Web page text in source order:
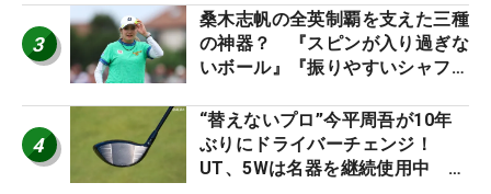
3
桑木志帆の全英制覇を支えた三種
の神器？ 『スピンが入り過ぎな
いボール』『振りやすいシャフ
ー』 #女子プロセッティング
4
“替えないプロ”今平周吾が10年
ぶりにドライバーチェンジ！
UT、5Wは名器を継続使用中 #